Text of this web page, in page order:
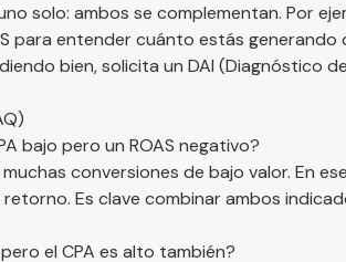
solo: ambos se complementan. Por
para entender cuánto estás generando
bien,solicita un DAI (Diagnóstico
bajo pero un ROAS negativo?
conversiones de bajo valor. En
Es clave combinar ambos
el CPA es alto también?